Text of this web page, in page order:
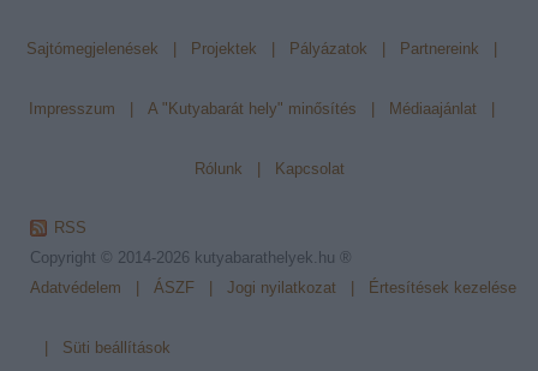
Sajtómegjelenések Projektek Pályázatok Partnereink
Impresszum A "Kutyabarát hely" minősítés Médiaajánlat
Rólunk Kapcsolat
RSS
Copyright © 2014-2026 kutyabarathelyek.hu ®
Adatvédelem
ÁSZF Jogi nyilatkozat Értesítések kezelése
Süti beállítások